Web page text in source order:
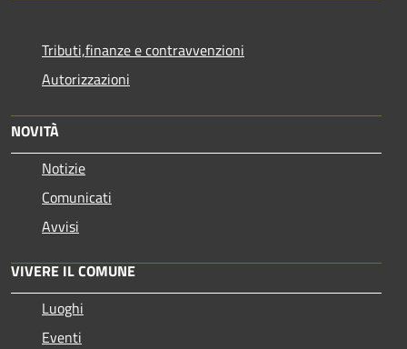
Tributi,finanze e contravvenzioni
Autorizzazioni
NOVITÀ
Notizie
Comunicati
Avvisi
VIVERE IL COMUNE
Luoghi
Eventi